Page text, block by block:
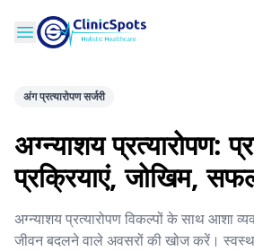
अंग प्रत्यारोपण सर्जरी
अग्न्याशय प्रत्यारोपण:
प्रक्रियाएं, जोखिम,
अग्न्याशय प्रत्यारोपण विकल्पों के साथ आशा
जीवन बदलने वाले अवसरों की खोज करें। स्वस्थ